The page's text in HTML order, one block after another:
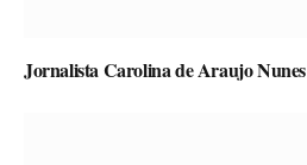
Jornalista Carolina de Araujo Nunes